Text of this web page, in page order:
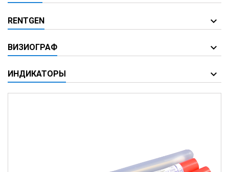
RENTGEN
ВИЗИОГРАФ
ИНДИКАТОРЫ